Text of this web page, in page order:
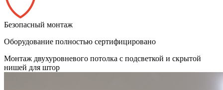
Безопасный монтаж
Оборудование полностью сертифицировано
Монтаж двухуровневого потолка с подсветкой и скрытой
нишей для штор